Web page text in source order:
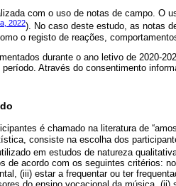
com o uso de notas de campo. O
2022). No caso deste estudo, as notas
o registo de reações,
durante o ano letivo de 2020-
Através do consentimento
é chamado na literatura de
consiste na escolha dos
em estudos de natureza
de acordo com os seguintes critérios:
(iii) estar a frequentar ou ter